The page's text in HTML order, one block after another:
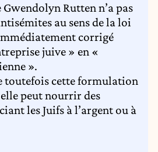
Rutten n’a pas
au sens de la loi
corrigé
juive » en «
».
toutefois cette formulation
peut nourrir des
les Juifs à l’argent ou à